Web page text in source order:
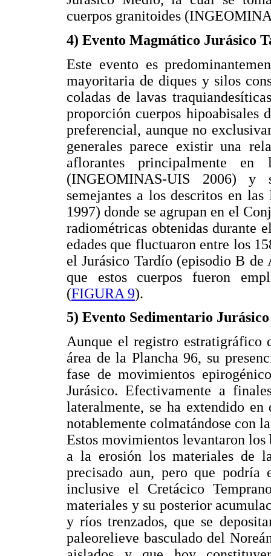
cuerpos granitoides
4) Evento Magmático Jurásico
Este evento es
mayoritaria de diques y silos
coladas de lavas
proporción cuerpos hipoabisales
preferencial, aunque no
generales parece existir una
aflorantes principalmente
(INGEOMINAS-UIS 2006) y
semejantes a los descritos en
1997) donde se agrupan en el
radiométricas obtenidas durante
edades que fluctuaron entre los
el Jurásico Tardío (episodio B
que estos cuerpos fueron
(FIGURA 9).
5) Evento Sedimentario
Aunque el registro estratigráfico
área de la Plancha 96, su
fase de movimientos
Jurásico. Efectivamente a
lateralmente, se ha extendido
notablemente colmatándose con
Estos movimientos levantaron
a la erosión los materiales de
precisado aun, pero que podría
inclusive el Cretácico
materiales y su posterior
y ríos trenzados, que se
paleorelieve basculado del